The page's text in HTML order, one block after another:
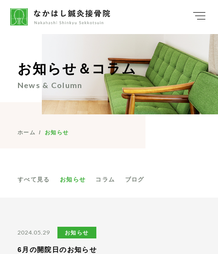
お知らせ＆コラム
News & Column
ホーム / お知らせ
すべて見る お知らせ コラム ブログ
2024.05.29 お知らせ
6月の開院日のお知らせ